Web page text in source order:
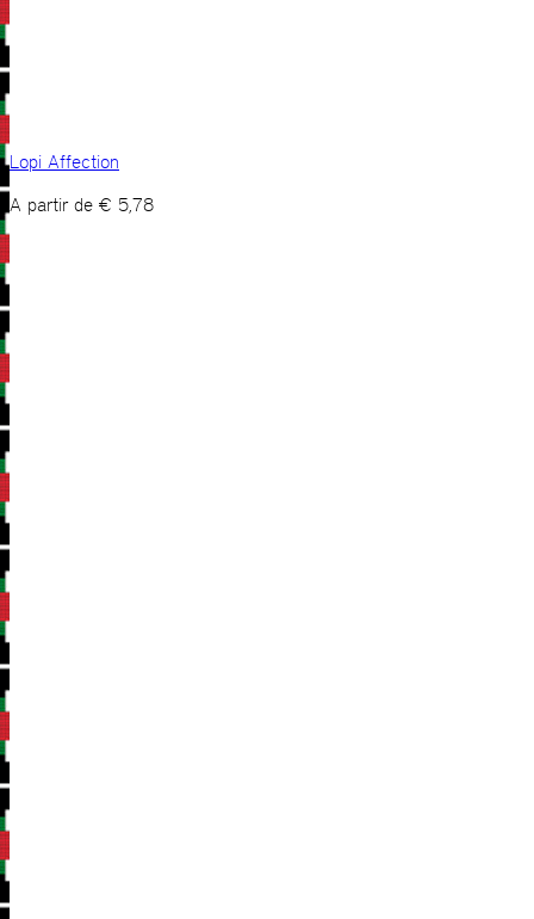
Lopi Affection
A partir de € 5,78